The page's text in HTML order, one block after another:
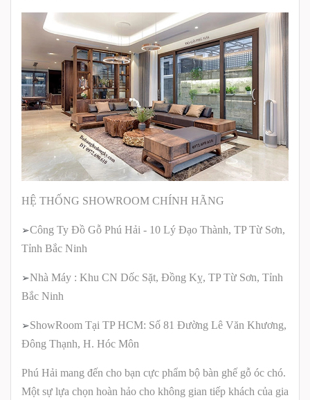
HỆ THỐNG SHOWROOM CHÍNH HÃNG
➢Công Ty Đồ Gỗ Phú Hải - 10 Lý Đạo Thành, TP Từ Sơn,
Tỉnh Bắc Ninh
➢Nhà Máy : Khu CN Dốc Sặt, Đồng Kỵ, TP Từ Sơn, Tỉnh
Bắc Ninh
➢ShowRoom Tại TP HCM: Số 81 Đường Lê Văn Khương,
Đông Thạnh, H. Hóc Môn
Phú Hải mang đến cho bạn cực phẩm bộ bàn ghế gỗ óc chó.
Một sự lựa chọn hoàn hảo cho không gian tiếp khách của gia